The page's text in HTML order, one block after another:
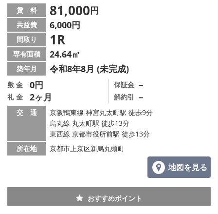
スタッフ紹介
賃貸管理の北白川店
店舗情報·アクセス
会社概要
メールでお問い合わせ
賃 料 81,000円
共益費 6,000円
間取り 1R
専有面積 24.64㎡
築年月 令和8年8月 (未完成)
敷 金 0円
礼 金 2ヶ月
保証金 －
解約引 －
交 通
京阪鴨東線 神宮丸太町駅 徒歩9分
烏丸線 丸太町駅 徒歩13分
東西線 京都市役所前駅 徒歩13分
所在地
京都市上京区新烏丸頭町
地図を見る
おすすめポイント